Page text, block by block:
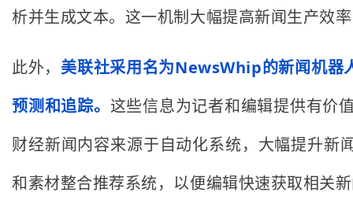
析并生成文本。这一机制大幅提高新闻生产效
此外，美联社采用名为NewsWhip的新闻机器
预测和追踪。 这些信息为记者和编辑提供有价
财经新闻内容来源于自动化系统，大幅提升新
和素材整合推荐系统，以便编辑快速获取相关